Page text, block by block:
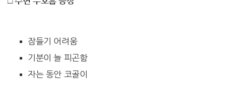
잠들기 어려움
기분이 늘 피곤함
자는 동안 코골이